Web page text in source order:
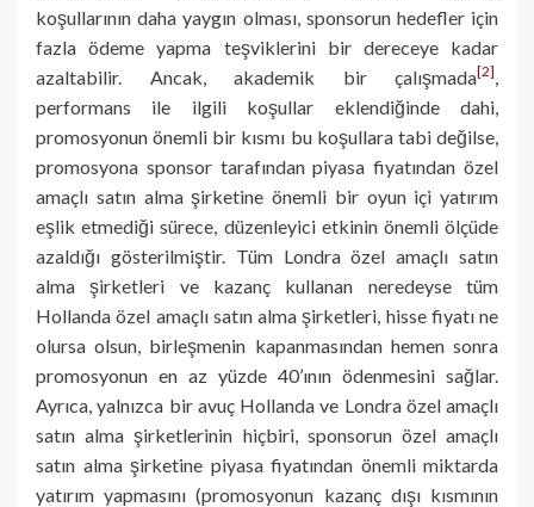
koşullarının daha yaygın olması, sponsorun hedefler için
fazla ödeme yapma teşviklerini bir dereceye kadar
azaltabilir. Ancak, akademik bir çalışmada[2]
performans ile ilgili koşullar eklendiğinde dahi,
promosyonun önemli bir kısmı bu koşullara tabi değilse,
promosyona sponsor tarafından piyasa fiyatından özel
amaçlı satın alma şirketine önemli bir oyun içi yatırım
eşlik etmediği sürece, düzenleyici etkinin önemli ölçüde
azaldığı gösterilmiştir. Tüm Londra özel amaçlı satın
alma şirketleri ve kazanç kullanan neredeyse tüm
Hollanda özel amaçlı satın alma şirketleri, hisse fiyatı ne
olursa olsun, birleşmenin kapanmasından hemen sonra
promosyonun en az yüzde 40’ının ödenmesini sağlar.
Ayrıca, yalnızca bir avuç Hollanda ve Londra özel amaçlı
satın alma şirketlerinin hiçbiri, sponsorun özel amaçlı
satın alma şirketine piyasa fiyatından önemli miktarda
yatırım yapmasını (promosyonun kazanç dışı kısmının